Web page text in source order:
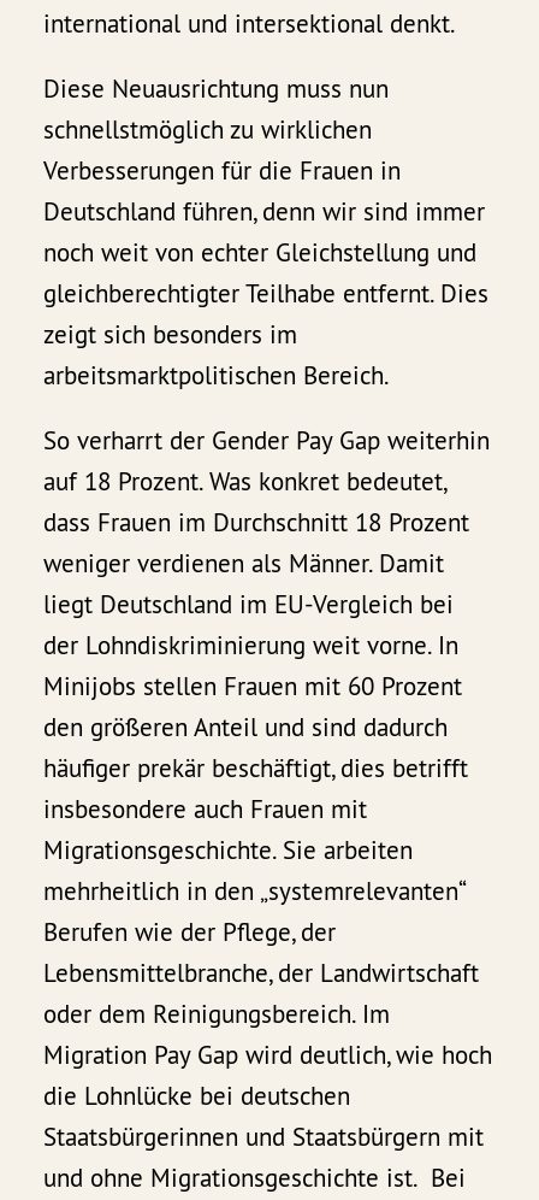
international und intersektional denkt.
Diese Neuausrichtung muss nun
schnellstmöglich zu wirklichen
Verbesserungen für die Frauen in
Deutschland führen, denn wir sind immer
noch weit von echter Gleichstellung und
gleichberechtigter Teilhabe entfernt. Dies
zeigt sich besonders im
arbeitsmarktpolitischen Bereich.
So verharrt der Gender Pay Gap weiterhin
auf 18 Prozent. Was konkret bedeutet,
dass Frauen im Durchschnitt 18 Prozent
weniger verdienen als Männer. Damit
liegt Deutschland im EU-Vergleich bei
der Lohndiskriminierung weit vorne. In
Minijobs stellen Frauen mit 60 Prozent
den größeren Anteil und sind dadurch
häufiger prekär beschäftigt, dies betrifft
insbesondere auch Frauen mit
Migrationsgeschichte. Sie arbeiten
mehrheitlich in den „systemrelevanten“
Berufen wie der Pflege, der
Lebensmittelbranche, der Landwirtschaft
oder dem Reinigungsbereich. Im
Migration Pay Gap wird deutlich, wie hoch
die Lohnlücke bei deutschen
Staatsbürgerinnen und Staatsbürgern mit
und ohne Migrationsgeschichte ist. Bei